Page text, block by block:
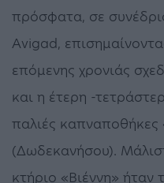
πρόσφατα, σε
Avigad,
επόμενης χρονιάς
και η έτερη -
παλιές καπναποθήκες
(Δωδεκανήσου).
κτήριο «Βιέννη»